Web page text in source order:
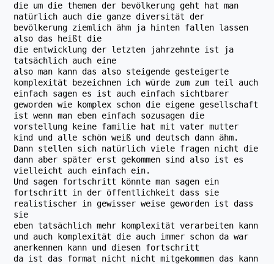
die um die themen der bevölkerung geht hat man
natürlich auch die ganze diversität der
bevölkerung ziemlich ähm ja hinten fallen lassen
also das heißt die
die entwicklung der letzten jahrzehnte ist ja
tatsächlich auch eine
also man kann das also steigende gesteigerte
komplexität bezeichnen ich würde zum zum teil auch
einfach sagen es ist auch einfach sichtbarer
geworden wie komplex schon die eigene gesellschaft
ist wenn man eben einfach sozusagen die
vorstellung keine familie hat mit vater mutter
kind und alle schön weiß und deutsch dann ähm.
Dann stellen sich natürlich viele fragen nicht die
dann aber später erst gekommen sind also ist es
vielleicht auch einfach ein.
Und sagen fortschritt könnte man sagen ein
fortschritt in der öffentlichkeit dass sie
realistischer in gewisser weise geworden ist dass
sie
eben tatsächlich mehr komplexität verarbeiten kann
und auch komplexität die auch immer schon da war
anerkennen kann und diesen fortschritt
da ist das format nicht nicht mitgekommen das kann